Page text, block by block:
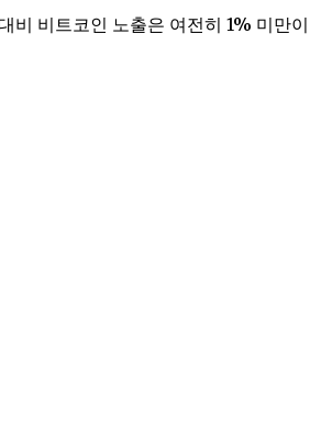
비트코인 노출은 여전히 1% 미만이